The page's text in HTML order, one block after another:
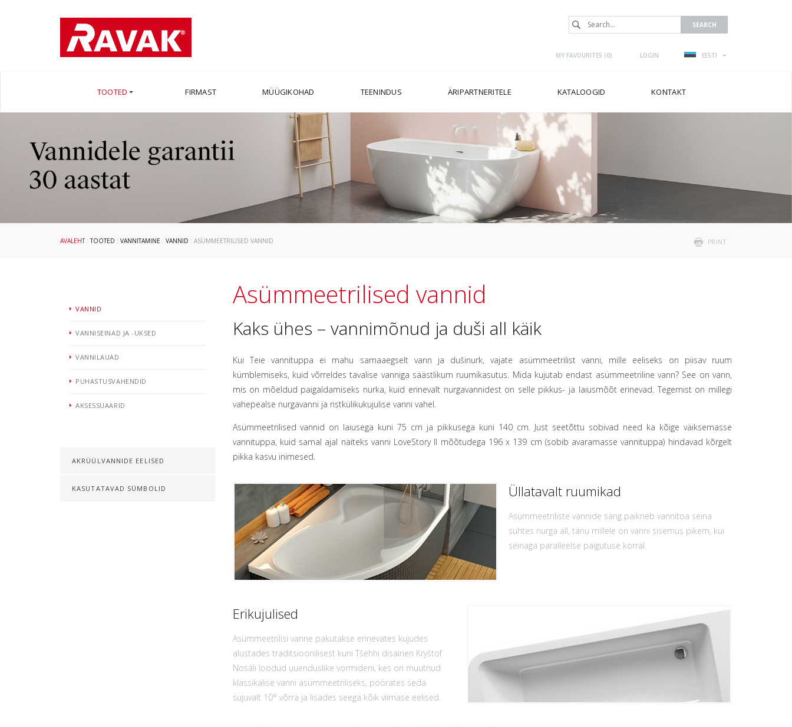
MY FAVOURITES (0) LOGIN EESTI
TOOTED FIRMAST MÜÜGIKOHAD TEENINDUS ÄRIPARTNERITELE KATALOOGID KONTAKT
PRINT
AVALEHT:TOOTED : VANNITAMINE : VANNID : ASÜMMEETRILISED VANNID
VANNID
VANNISEINAD JA -UKSED
VANNILAUAD
PUHASTUSVAHENDID
AKSESSUAARID
AKRÜÜLVANNIDE EELISED
KASUTATAVAD SÜMBOLID
Asümmeetrilised vannid
Kaks ühes – vannimõnud ja duši all käik
Kui Teie vannituppa ei mahu samaaegselt vann ja dušinurk, vajate asümmeetrilist vanni, mille eeliseks on piisav ruum
kümblemiseks, kuid võrreldes tavalise vanniga säästlikum ruumikasutus. Mida kujutab endast asümmeetriline vann? See on vann,
mis on mõeldud paigaldamiseks nurka, kuid erinevalt nurgavannidest on selle pikkus- ja laiusmõõt erinevad. Tegemist on millegi
vahepealse nurgavanni ja ristkülikukujulise vanni vahel.
Asümmeetrilised vannid on laiusega kuni 75 cm ja pikkusega kuni 140 cm. Just seetõttu sobivad need ka kõige väiksemasse
vannituppa, kuid samal ajal näiteks vanni LoveStory II mõõtudega 196 x 139 cm (sobib avaramasse vannituppa) hindavad kõrgelt
pikka kasvu inimesed.
Üllatavalt ruumikad
Asümmeetriliste vannide säng paikneb vannitoa seina
suhtes nurga all, tänu millele on vanni sisemus pikem, kui
seinaga paralleelse paigutuse korral.
Erikujulised
Asümmeetrilisi vanne pakutakse erinevates kujudes
alustades traditsioonilisest kuni Tšehhi disaineri Kryštof
Nosáli loodud uuenduslike vormideni, kes on muutnud
klassikalise vanni asümmeetriliseks, pöörates seda
sujuvalt 10° võrra ja lisades seega kõik viimase eelised.